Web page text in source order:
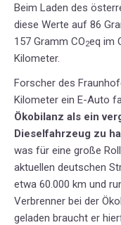
Beim Laden des
diese Werte auf 86
157 Gramm CO2eq im
Kilometer.
Forscher des
Kilometer ein E-Auto
Ökobilanz als ein
Dieselfahrzeug zu
was für eine große
aktuellen deutschen
etwa 60.000 km und
Verbrenner bei der
geladen braucht er